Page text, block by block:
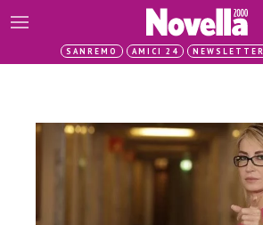
SANREMO AMICI 24 NEWSLETTER